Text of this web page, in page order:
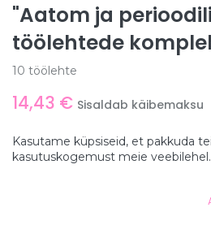
Hind:
"Aatom ja
töölehtede
10 töölehte
14,43 € Sisaldab käibemaksu
Lisa
Kasutame küpsiseid, et pakkuda
kasutuskogemust meie veebilehel.